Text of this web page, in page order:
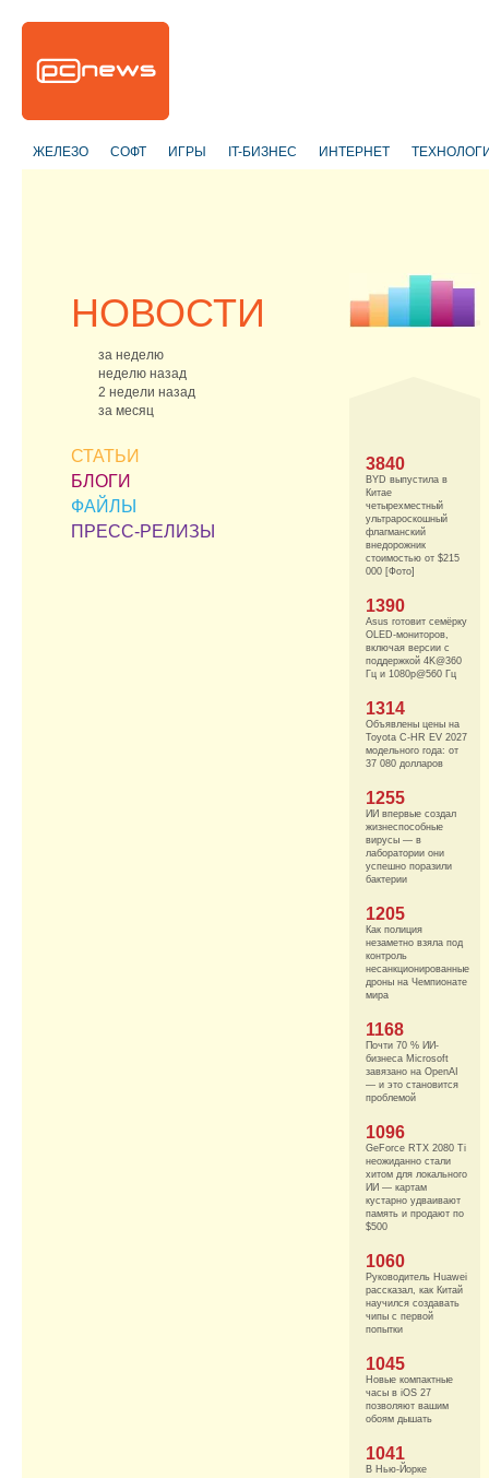
ЖЕЛЕЗО СОФТ ИГРЫ IT-БИЗНЕС ИНТЕРНЕТ
НОВОСТИ
за неделю
неделю назад
2 недели назад
за месяц
СТАТЬИ
БЛОГИ
ФАЙЛЫ
ПРЕСС-РЕЛИЗЫ
3840
BYD выпустила в
Китае
четырехместный
ультрароскошный
флагманский
внедорожник
стоимостью от $215
000 [Фото]
1390
Asus готовит семёрку
OLED-мониторов,
включая версии с
поддержкой 4K@360
Гц и 1080p@560 Гц
1314
Объявлены цены на
Toyota C-HR EV 2027
модельного года: от
37 080 долларов
1255
ИИ впервые создал
жизнеспособные
вирусы — в
лаборатории они
успешно поразили
бактерии
1205
Как полиция
незаметно взяла под
контроль
несанкционированные
дроны на Чемпионате
мира
1168
Почти 70 % ИИ-
бизнеса Microsoft
завязано на OpenAI
— и это становится
проблемой
1096
GeForce RTX 2080 Ti
неожиданно стали
хитом для локального
ИИ — картам
кустарно удваивают
память и продают по
$500
1060
Руководитель Huawei
рассказал, как Китай
научился создавать
чипы с первой
попытки
1045
Новые компактные
часы в iOS 27
позволяют вашим
обоям дышать
1041
В Нью-Йорке